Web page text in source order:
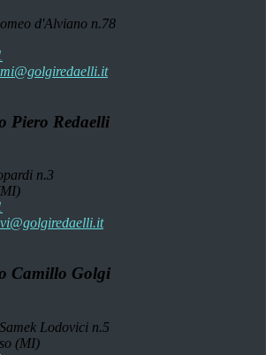
d'Alviano n.78
Piero Redaelli
n.3
Camillo Golgi
Lodovici n.5
(MI)